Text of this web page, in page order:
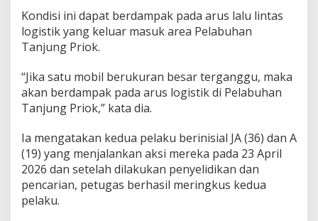
n
g
o
k
Kondisi ini dapat berdampak pada arus lalu lintas
logistik yang keluar masuk area Pelabuhan
Tanjung Priok.
“Jika satu mobil berukuran besar terganggu, maka
akan berdampak pada arus logistik di Pelabuhan
Tanjung Priok,” kata dia.
Ia mengatakan kedua pelaku berinisial JA (36) dan A
(19) yang menjalankan aksi mereka pada 23 April
2026 dan setelah dilakukan penyelidikan dan
pencarian, petugas berhasil meringkus kedua
pelaku.